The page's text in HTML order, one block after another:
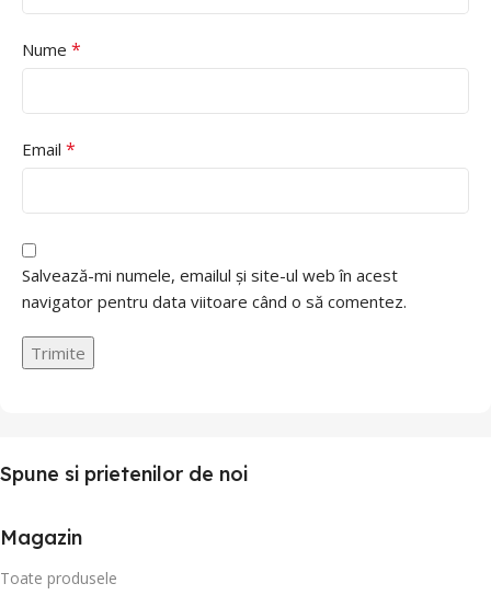
Nume *
Email *
Salvează-mi numele, emailul și site-ul web în acest
navigator pentru data viitoare când o să comentez.
Spune si prietenilor de noi
Magazin
Toate produsele